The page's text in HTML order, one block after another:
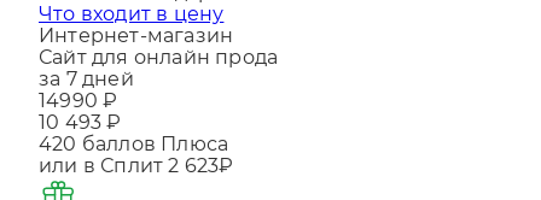
CRM в подарок
Что входит в цену
Интернет-магазин
Сайт для онлайн прода
за 7 дней
14990 ₽
10 493 ₽
420 баллов Плюса
или в Сплит